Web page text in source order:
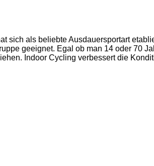
sich als beliebteAusdauersportart
geeignet. Egal ob man 14 oder 70
Indoor Cycling verbessert die